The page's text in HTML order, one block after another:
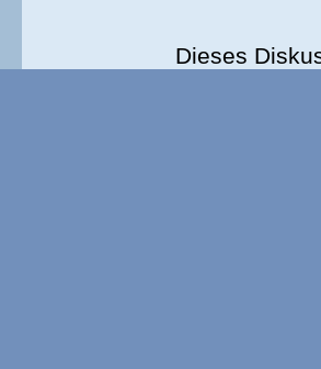
Dieses